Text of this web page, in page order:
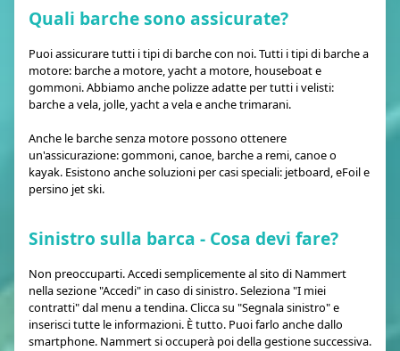
Quali barche sono assicurate?
Puoi assicurare tutti i tipi di barche con noi. Tutti i tipi di barche a
motore: barche a motore, yacht a motore, houseboat e
gommoni. Abbiamo anche polizze adatte per tutti i velisti:
barche a vela, jolle, yacht a vela e anche trimarani.
Anche le barche senza motore possono ottenere
un'assicurazione: gommoni, canoe, barche a remi, canoe o
kayak. Esistono anche soluzioni per casi speciali: jetboard, eFoil e
persino jet ski.
Sinistro sulla barca - Cosa devi fare?
Non preoccuparti. Accedi semplicemente al sito di Nammert
nella sezione "Accedi" in caso di sinistro. Seleziona "I miei
contratti" dal menu a tendina. Clicca su "Segnala sinistro" e
inserisci tutte le informazioni. È tutto. Puoi farlo anche dallo
smartphone. Nammert si occuperà poi della gestione successiva.